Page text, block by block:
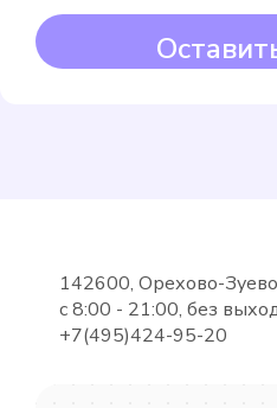
142600, Орехово-
с 8:00 - 21:00, без
+7(495)424-95-20